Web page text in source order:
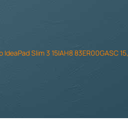
IdeaPad Slim 3 15IAH8 83ER00GASC